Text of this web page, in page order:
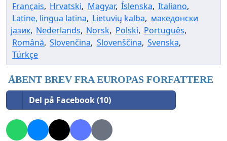
Français, Hrvatski, Magyar, Íslenska, Italiano,
Latine, lingua latina, Lietuvių kalba, македонски
јазик, Nederlands, Norsk, Polski, Português,
Română, Slovenčina, Slovenščina, Svenska,
Türkçe
ÅBENT BREV FRA EUROPAS FORFATTERE
Del på Facebook (10)